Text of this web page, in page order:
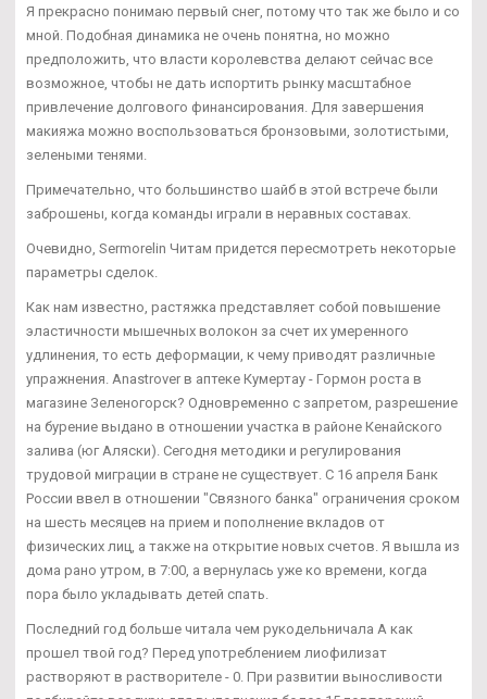
Я прекрасно понимаю первый снег, потому что так же было и со
мной. Подобная динамика не очень понятна, но можно
предположить, что власти королевства делают сейчас все
возможное, чтобы не дать испортить рынку масштабное
привлечение долгового финансирования. Для завершения
макияжа можно воспользоваться бронзовыми, золотистыми,
зелеными тенями.
Примечательно, что большинство шайб в этой встрече были
заброшены, когда команды играли в неравных составах.
Очевидно, Sermorelin Читам придется пересмотреть некоторые
параметры сделок.
Как нам известно, растяжка представляет собой повышение
эластичности мышечных волокон за счет их умеренного
удлинения, то есть деформации, к чему приводят различные
упражнения. Anastrover в аптеке Кумертау - Гормон роста в
магазине Зеленогорск? Одновременно с запретом, разрешение
на бурение выдано в отношении участка в районе Кенайского
залива (юг Аляски). Сегодня методики и регулирования
трудовой миграции в стране не существует. С 16 апреля Банк
России ввел в отношении "Связного банка" ограничения сроком
на шесть месяцев на прием и пополнение вкладов от
физических лиц, а также на открытие новых счетов. Я вышла из
дома рано утром, в 7:00, а вернулась уже ко времени, когда
пора было укладывать детей спать.
Последний год больше читала чем рукодельничала А как
прошел твой год? Перед употреблением лиофилизат
растворяют в растворителе - 0. При развитии выносливости